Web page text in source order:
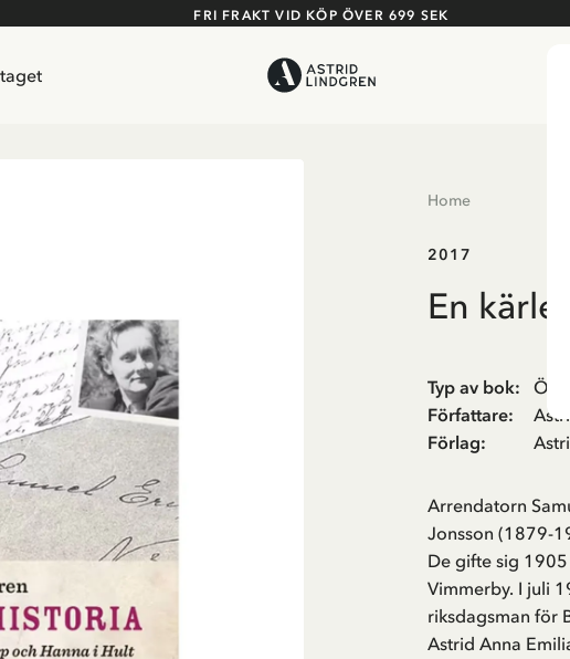
FRI FRAKT VID KÖP ÖVER 699 SEK
Home
2017
En
Typ av bok:
Författare:
Förlag:
Arrendatorn
Jonsson (1879-
De gifte sig
Vimmerby. I juli
riksdagsman för
Astrid Anna